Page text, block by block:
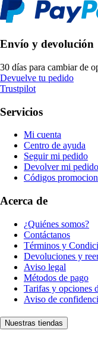
Envío y devolución
30 días para cambiar de
Devuelve tu pedido
Trustpilot
Servicios
Mi cuenta
Centro de ayuda
Seguir mi pedido
Devolver mi pedido
Códigos
Acerca de
¿Quiénes somos?
Contáctanos
Términos y
Devoluciones y
Aviso legal
Métodos de pago
Tarifas y opciones
Aviso de
Nuestras tiendas